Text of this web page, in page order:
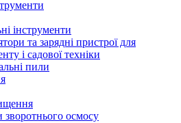
інструменти
та зарядні пристрої для
і садової техніки
пили
зворотнього осмосу